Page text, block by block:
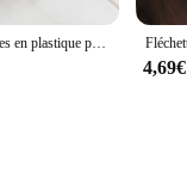
Fleurs artificielles en plastique pour décoration de mariage, drapeau à colle douce, petites et fraîches, All Over Star, 216.239., maison
4,69€